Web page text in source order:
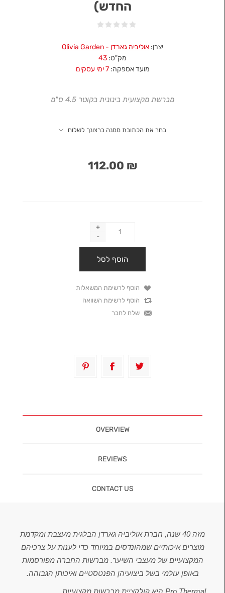
החדש)
יצרן: אוליביה גארדן - Olivia Garden
מק"ט: 43
מועד אספקה: 7 ימי עסקים
מברשת מקצועית בינונית בקוטר 4.5 ס"מ
בחר את הכתובת ממנה ברצונך לשלוח
₪ 112.00
+
-
OVERVIEW
REVIEWS
CONTACT US
מזה 40 שנה, חברת אוליביה גארדן הבלגית מעצבת ומקדמת
מוצרים איכותיים שמהונדסים במיוחד כדי לענות על צרכיהם
המקצועיים של מעצבי השיער. מברשות החברה מפורסמות
באופן עולמי בשל ביצועיהן הפנטסטיים ואיכותן הגבוהה.
Pro Thermal היא קולקציית מברשות מקצועיות